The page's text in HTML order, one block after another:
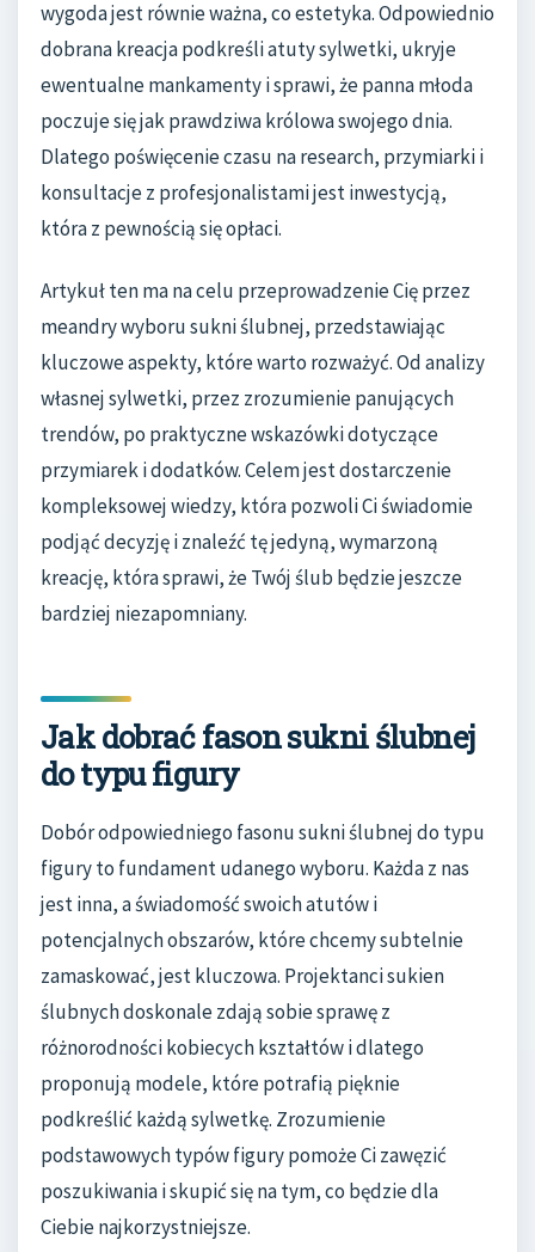
wygoda jest równie ważna, co estetyka. Odpowiednio
dobrana kreacja podkreśli atuty sylwetki, ukryje
ewentualne mankamenty i sprawi, że panna młoda
poczuje się jak prawdziwa królowa swojego dnia.
Dlatego poświęcenie czasu na research, przymiarki i
konsultacje z profesjonalistami jest inwestycją,
która z pewnością się opłaci.
Artykuł ten ma na celu przeprowadzenie Cię przez
meandry wyboru sukni ślubnej, przedstawiając
kluczowe aspekty, które warto rozważyć. Od analizy
własnej sylwetki, przez zrozumienie panujących
trendów, po praktyczne wskazówki dotyczące
przymiarek i dodatków. Celem jest dostarczenie
kompleksowej wiedzy, która pozwoli Ci świadomie
podjąć decyzję i znaleźć tę jedyną, wymarzoną
kreację, która sprawi, że Twój ślub będzie jeszcze
bardziej niezapomniany.
Jak dobrać fason sukni ślubnej
do typu figury
Dobór odpowiedniego fasonu sukni ślubnej do typu
figury to fundament udanego wyboru. Każda z nas
jest inna, a świadomość swoich atutów i
potencjalnych obszarów, które chcemy subtelnie
zamaskować, jest kluczowa. Projektanci sukien
ślubnych doskonale zdają sobie sprawę z
różnorodności kobiecych kształtów i dlatego
proponują modele, które potrafią pięknie
podkreślić każdą sylwetkę. Zrozumienie
podstawowych typów figury pomoże Ci zawęzić
poszukiwania i skupić się na tym, co będzie dla
Ciebie najkorzystniejsze.